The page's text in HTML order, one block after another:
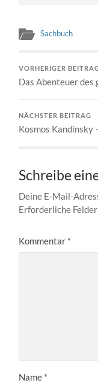
Sachbuch
VORHERIGER
Das Abenteuer des
NÄCHSTER BEITRAG
Kosmos Kandinsky
Schreibe
Deine E-Mail-
Erforderliche
Kommentar *
Name *